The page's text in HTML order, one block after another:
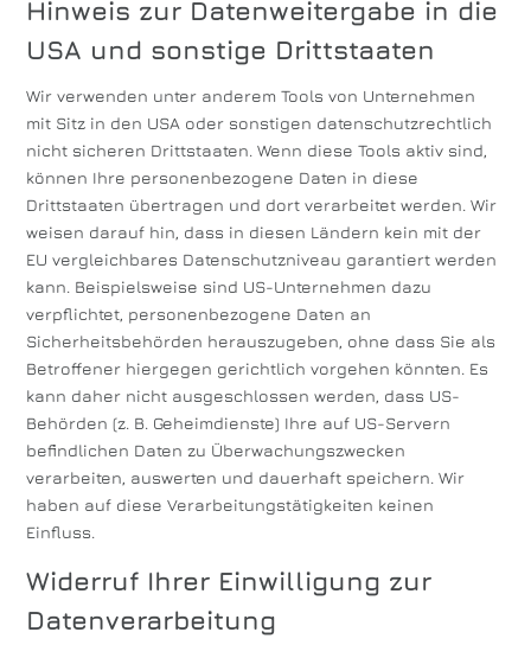
Hinweis zur Datenweitergabe in die
USA und sonstige Drittstaaten
Wir verwenden unter anderem Tools von Unternehmen
mit Sitz in den USA oder sonstigen datenschutzrechtlich
nicht sicheren Drittstaaten. Wenn diese Tools aktiv sind,
können Ihre personenbezogene Daten in diese
Drittstaaten übertragen und dort verarbeitet werden. Wir
weisen darauf hin, dass in diesen Ländern kein mit der
EU vergleichbares Datenschutzniveau garantiert werden
kann. Beispielsweise sind US-Unternehmen dazu
verpflichtet, personenbezogene Daten an
Sicherheitsbehörden herauszugeben, ohne dass Sie als
Betroffener hiergegen gerichtlich vorgehen könnten. Es
kann daher nicht ausgeschlossen werden, dass US-
Behörden (z. B. Geheimdienste) Ihre auf US-Servern
befindlichen Daten zu Überwachungszwecken
verarbeiten, auswerten und dauerhaft speichern. Wir
haben auf diese Verarbeitungstätigkeiten keinen
Einfluss.
Widerruf Ihrer Einwilligung zur
Datenverarbeitung